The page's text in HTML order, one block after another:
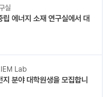
실
에너지 소재 연구실에서 대
Lab
분야 대학원생을 모집합니